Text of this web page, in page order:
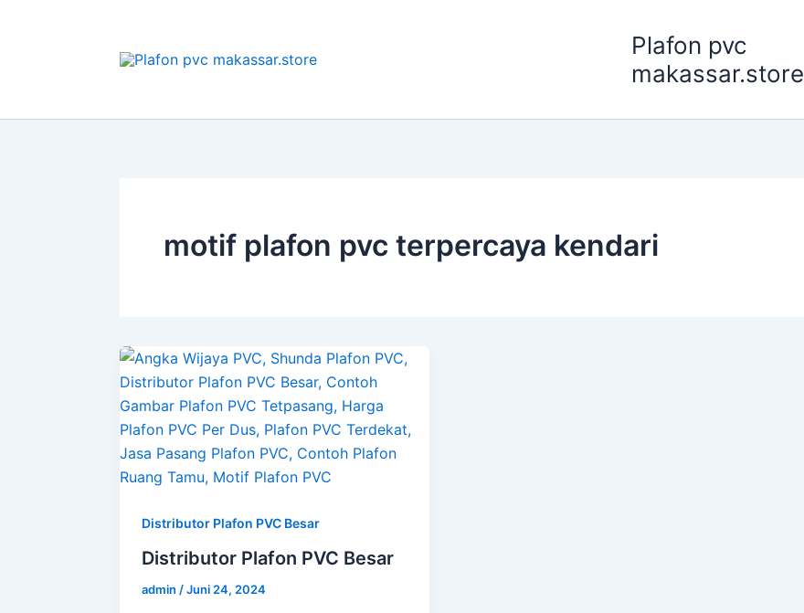
Plafon pvc
makassar.store
motif plafon pvc terpercaya kendari
Distributor Plafon PVC Besar
Distributor Plafon PVC Besar
admin /Juni 24, 2024